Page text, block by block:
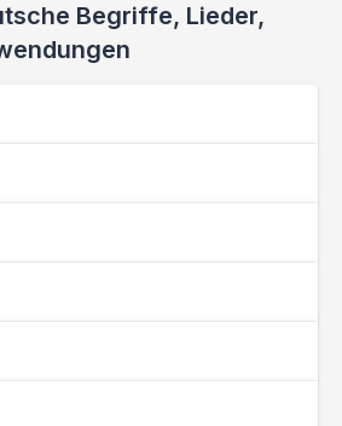
Begriffe, Lieder,